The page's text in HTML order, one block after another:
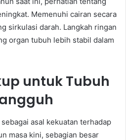
Memenuhi cairan secara
sirkulasi darah. Langkah ringan
organ tubuh lebih stabil dalam
untuk Tubuh
asal kekuatan terhadap
masa kini, sebagian besar